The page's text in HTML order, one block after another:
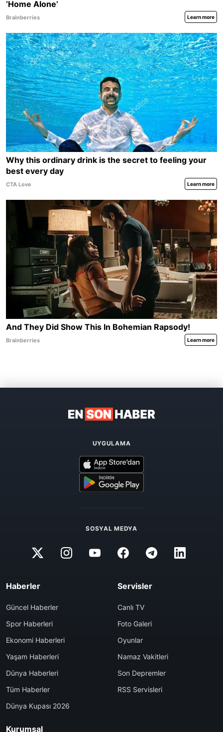
UYGULAMA
SOSYAL MEDYA
Haberler
Güncel Haberler
Spor Haberleri
Ekonomi Haberleri
Yaşam Haberleri
Dünya Haberleri
Tüm Haberler
Dünya Kupası 2026
Servisler
Canlı TV
Foto Galeri
Oyunlar
Namaz Vakitleri
Son Depremler
RSS Servisleri
Kurumsal